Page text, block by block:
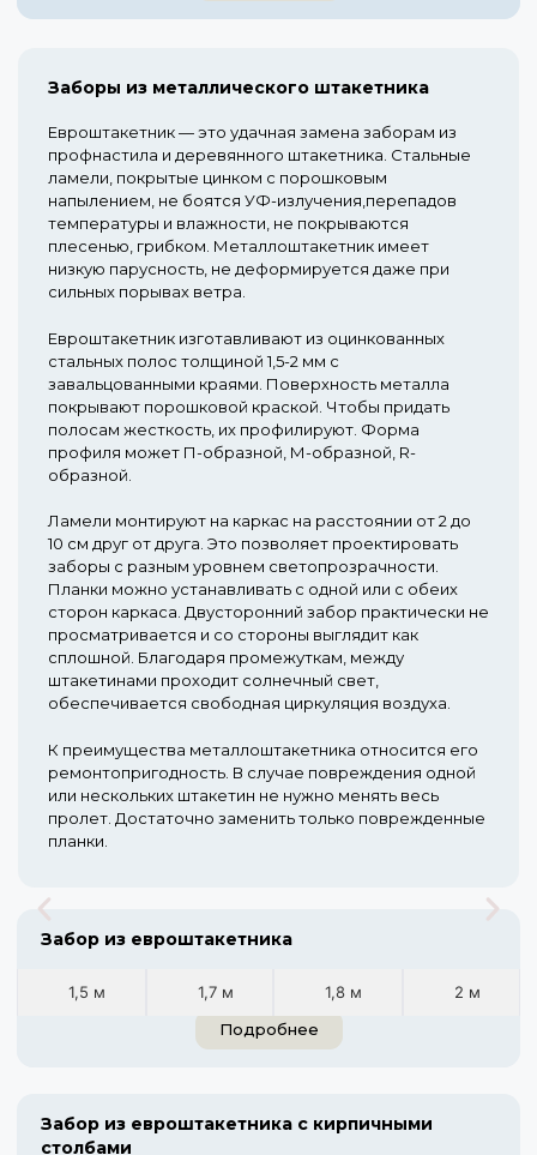
Заборы из металлического штакетника
Евроштакетник — это удачная замена заборам из
профнастила и деревянного штакетника. Стальные
ламели, покрытые цинком с порошковым
напылением, не боятся УФ-излучения,перепадов
температуры и влажности, не покрываются
плесенью, грибком. Металлоштакетник имеет
низкую парусность, не деформируется даже при
сильных порывах ветра.
Евроштакетник изготавливают из оцинкованных
стальных полос толщиной 1,5-2 мм с
завальцованными краями. Поверхность металла
покрывают порошковой краской. Чтобы придать
полосам жесткость, их профилируют. Форма
профиля может П-образной, М-образной, R-
образной.
Ламели монтируют на каркас на расстоянии от 2 до
10 см друг от друга. Это позволяет проектировать
заборы с разным уровнем светопрозрачности.
Планки можно устанавливать с одной или с обеих
сторон каркаса. Двусторонний забор практически не
просматривается и со стороны выглядит как
сплошной. Благодаря промежуткам, между
штакетинами проходит солнечный свет,
обеспечивается свободная циркуляция воздуха.
К преимущества металлоштакетника относится его
ремонтопригодность. В случае повреждения одной
или нескольких штакетин не нужно менять весь
пролет. Достаточно заменить только поврежденные
планки.
Забор из евроштакетника
1,5 м 1,7 м 1,8 м
2 м
Подробнее
Забор из евроштакетника с кирпичными
столбами